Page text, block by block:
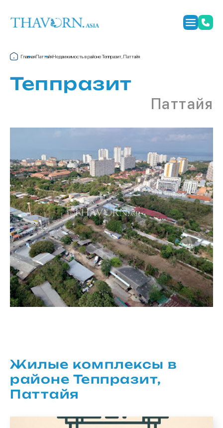
ГлавнаяПаттайяНедвижимость в районе Теппразит, Паттайя
Теппразит
Паттайя
Жилые комплексы в
районе Теппразит,
Паттайя